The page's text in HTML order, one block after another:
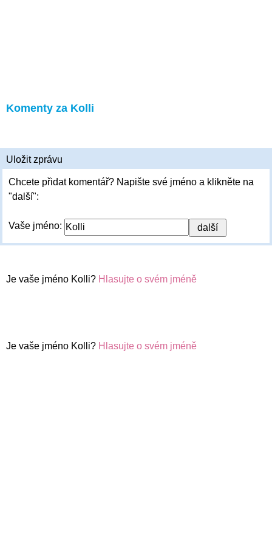
Komenty za Kolli
Uložit zprávu
Chcete přidat komentář? Napište své jméno a klikněte na
"další":
Vaše jméno:
Je vaše jméno Kolli? Hlasujte o svém jméně
Je vaše jméno Kolli? Hlasujte o svém jméně